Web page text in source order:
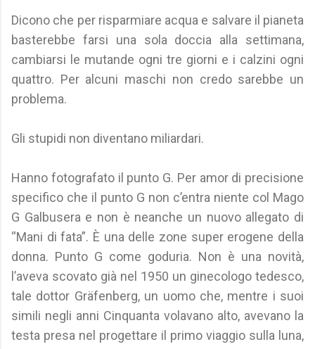
Dicono che per risparmiare acqua e salvare il pianeta
basterebbe farsi una sola doccia alla settimana,
cambiarsi le mutande ogni tre giorni e i calzini ogni
quattro. Per alcuni maschi non credo sarebbe un
problema.
Gli stupidi non diventano miliardari.
Hanno fotografato il punto G. Per amor di precisione
specifico che il punto G non c’entra niente col Mago
G Galbusera e non è neanche un nuovo allegato di
“Mani di fata”. È una delle zone super erogene della
donna. Punto G come goduria. Non è una novità,
l’aveva scovato già nel 1950 un ginecologo tedesco,
tale dottor Gräfenberg, un uomo che, mentre i suoi
simili negli anni Cinquanta volavano alto, avevano la
testa presa nel progettare il primo viaggio sulla luna,